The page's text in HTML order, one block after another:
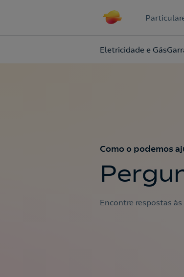
Eletricidade e Gás
Como o podemos
Encontre respostas